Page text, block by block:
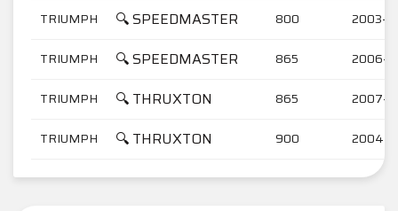
TRIUMPH 🔍 SPEEDMASTER 800 2003-
TRIUMPH 🔍 SPEEDMASTER 865 2006-
TRIUMPH 🔍 THRUXTON 865 2007-
TRIUMPH 🔍 THRUXTON 900 2004-